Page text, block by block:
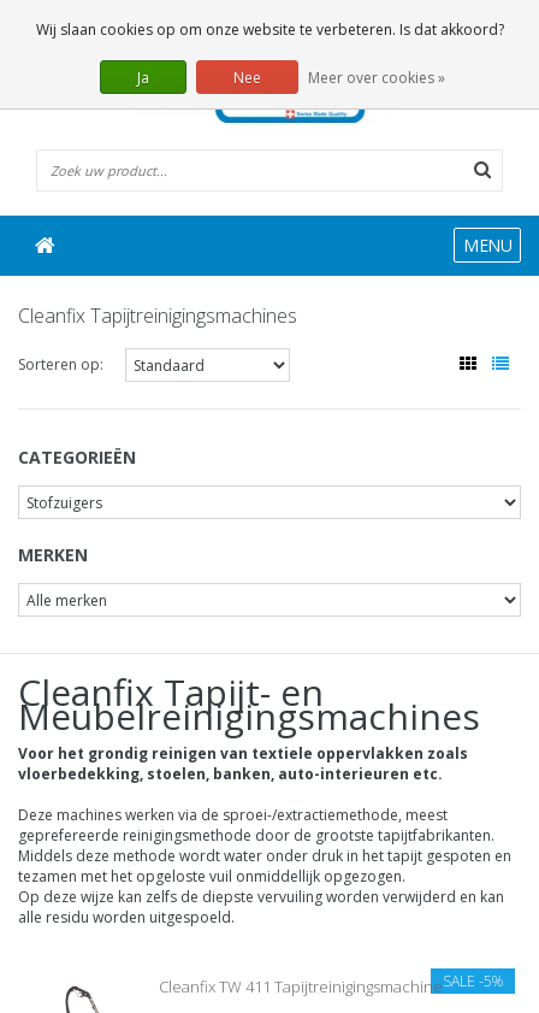
0 Artikelen
MENU
Cleanfix Tapijtreinigingsmachines
Sorteren op:
CATEGORIEËN
MERKEN
Cleanfix Tapijt- en
Meubelreinigingsmachines
Voor het grondig reinigen van textiele oppervlakken zoals
vloerbedekking, stoelen, banken, auto-interieuren etc.
Deze machines werken via de sproei-/extractiemethode, meest
geprefereerde reinigingsmethode door de grootste tapijtfabrikanten.
Middels deze methode wordt water onder druk in het tapijt gespoten en
tezamen met het opgeloste vuil onmiddellijk opgezogen.
Op deze wijze kan zelfs de diepste vervuiling worden verwijderd en kan
alle residu worden uitgespoeld.
SALE -5%
Cleanfix TW 411 Tapijtreinigingsmachine
Wij slaan cookies op om onze website te verbeteren. Is dat akkoord?
Ja Nee Meer over cookies »